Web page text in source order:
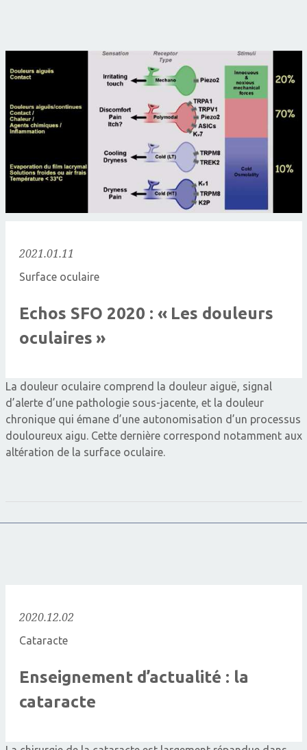
2021.01.11
Surface oculaire
Echos SFO 2020 : « Les douleurs
oculaires »
La douleur oculaire comprend la douleur aiguë, signal
d’alerte d’une pathologie sous-jacente, et la douleur
chronique qui émane d’une autonomisation d’un processus
douloureux aigu. Cette dernière correspond notamment aux
altération de la surface oculaire.
2020.12.02
Cataracte
Enseignement d’actualité : la
cataracte